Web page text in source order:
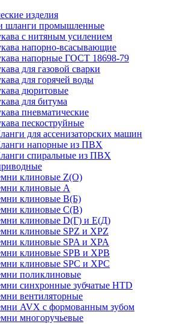
изделия
шланги промышленные
с нитяным усилением
напорно-всасывающие
напорные ГОСТ 18698-79
для газовой сварки
для горячей воды
дюритовые
для битума
пневматические
пескоструйные
для ассенизаторских машин
напорные из ПВХ
спиральные из ПВХ
клиновые Z(О)
клиновые А
клиновые В(Б)
клиновые С(В)
клиновые D(Г) и Е(Д)
клиновые SPZ и XPZ
клиновые SPA и XPA
клиновые SPB и XPB
клиновые SPC и XPC
поликлиновые
синхронные зубчатые HTD
вентиляторные
AVX с формованным зубом
многоручьевые